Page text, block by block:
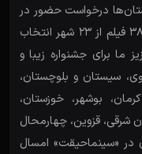
و ۳۸۰ فیلم از شهرستان‌ها درخواست حضور در
جشنواره را داشتند که از این میان حدود 38 فیلم از 23 شهر انتخاب
ما برای جشنواره زیبا و
خراسان رضوی، سیستان و بلوچستان،
بوشهر، خوزستان،
شرقی، قزوین، چهارمحال
در «سینماحیقت» امسال